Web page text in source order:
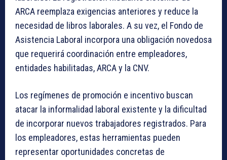
ARCA reemplaza exigencias anteriores y reduce la
necesidad de libros laborales. A su vez, el Fondo de
Asistencia Laboral incorpora una obligación novedosa
que requerirá coordinación entre empleadores,
entidades habilitadas, ARCA y la CNV.
Los regímenes de promoción e incentivo buscan
atacar la informalidad laboral existente y la dificultad
de incorporar nuevos trabajadores registrados. Para
los empleadores, estas herramientas pueden
representar oportunidades concretas de